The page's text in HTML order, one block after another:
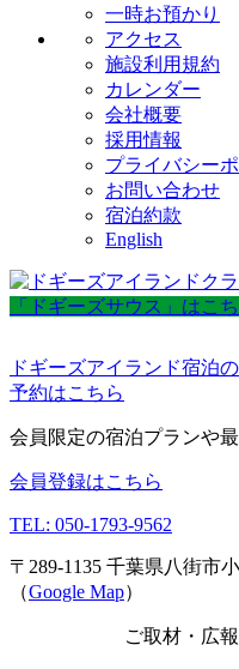
一時お預かり
アクセス
施設利用規約
カレンダー
会社概要
採用情報
プライバシー
お問い合わせ
宿泊約款
English
「ドギーズサウス」はこ
ドギーズアイランド宿泊の
予約はこちら
会員限定の宿泊プランや
会員登録はこちら
TEL: 050-1793-9562
〒289-1135 千葉県八街市
（Google Map）
ご取材・広